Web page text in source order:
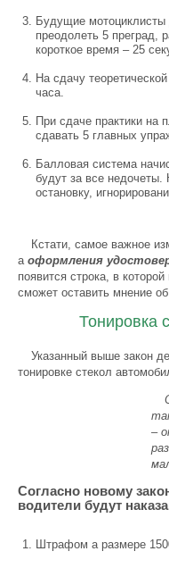
Будущие
преодолеть 5 преград,
короткое время – 25
На сдачу
часа.
При сдаче практики на
сдавать 5 главных
Балловая система
будут за все
остановку,
Кстати, самое важное
аоформления
появится строка, в
сможет оставить мнение
Тонировка
Указанный выше закон
тонировке стекол
–
Согласно новому
водители будут
Штрафом а размере